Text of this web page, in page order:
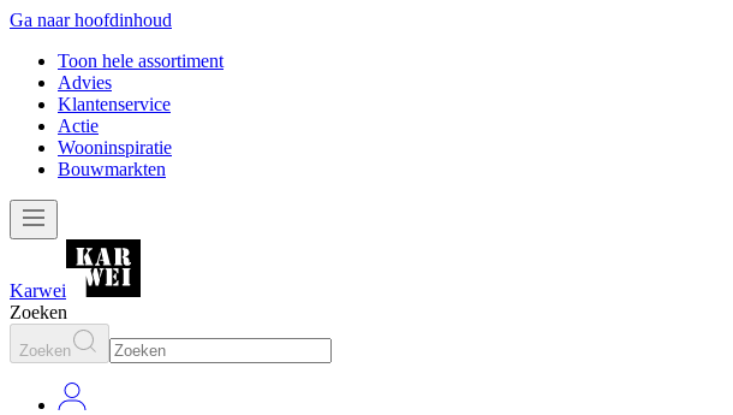
Ga naar hoofdinhoud
Toon hele assortiment
Advies
Klantenservice
Actie
Wooninspiratie
Bouwmarkten
Karwei
Zoeken
Zoeken